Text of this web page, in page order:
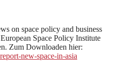
on space policy and business
Space Policy Institute
Zum Downloaden hier:
new-space-in-asia